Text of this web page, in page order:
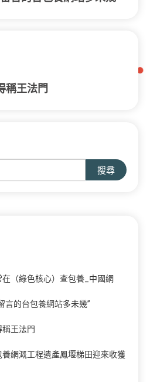
稱王法門
搜尋
（綠色核心）查包養_中國網
言的台包養網站多未幾”
王法門
網溉工程遺產鳳堰梯田迎來收獲